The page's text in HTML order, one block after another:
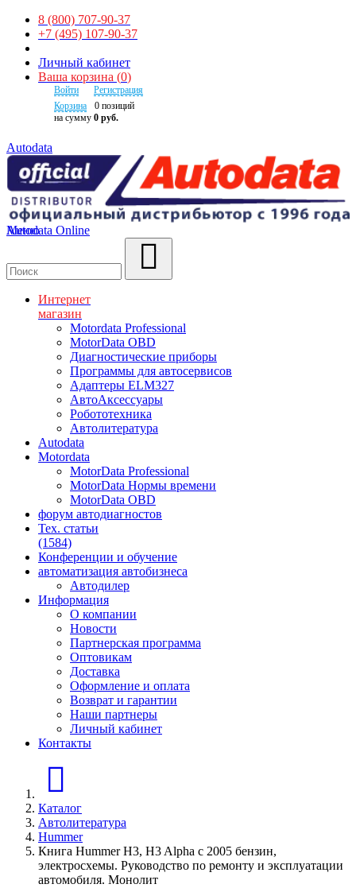
8 (800) 707-90-37
+7 (495) 107-90-37
Личный кабинет
Ваша корзина (0)
Войти
Регистрация
Корзина
0 позиций
на сумму 0 руб.
Autodata
Autodata Online
Меню
Интернет
магазин
Motordata Professional
MotorData OBD
Диагностические приборы
Программы для автосервисов
Адаптеры ELM327
АвтоАксессуары
Робототехника
Автолитература
Autodata
Motordata
MotorData Professional
MotorData Нормы времени
MotorData OBD
форум автодиагностов
Тех. статьи
(1584)
Конференции и обучение
автоматизация автобизнеса
Автодилер
Информация
О компании
Новости
Партнерская программа
Оптовикам
Доставка
Оформление и оплата
Возврат и гарантии
Наши партнеры
Личный кабинет
Контакты
Каталог
Автолитература
Hummer
Книга Hummer H3, H3 Alpha с 2005 бензин,
электросхемы. Руководство по ремонту и эксплуатации
автомобиля. Монолит